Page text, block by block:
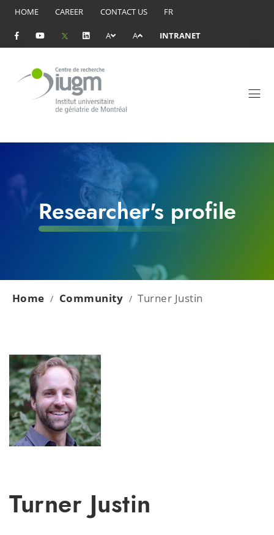
HOME CAREER CONTACT US FR
A A INTRANET
Researcher's profile
Home / Community / Turner Justin
Turner Justin